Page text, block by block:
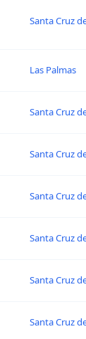
Santa Cruz
Las Palmas
Santa Cruz
Santa Cruz
Santa Cruz
Santa Cruz
Santa Cruz
Santa Cruz